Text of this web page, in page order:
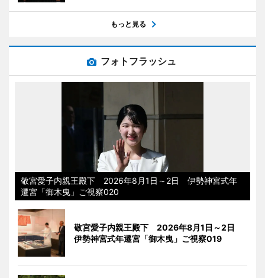
もっと見る
フォトフラッシュ
敬宮愛子内親王殿下 2026年8月1日～2日 伊勢神宮式年
遷宮「御木曳」ご視察020
敬宮愛子内親王殿下 2026年8月1日～2日
伊勢神宮式年遷宮「御木曳」ご視察019